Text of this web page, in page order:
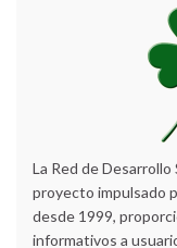
La Red de
proyecto impulsado
desde 1999,
informativos a